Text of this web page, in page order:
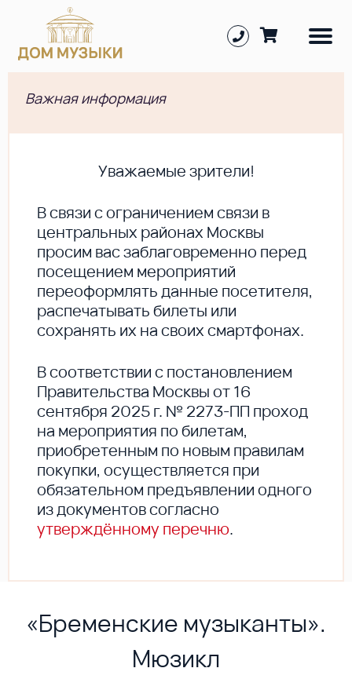
Важная информация
Уважаемые зрители!
В cвязи с ограничением связи в
центральных районах Москвы
просим вас заблаговременно перед
посещением мероприятий
переоформлять данные посетителя,
распечатывать билеты или
сохранять их на своих смартфонах.
В соответствии с постановлением
Правительства Москвы от 16
сентября 2025 г. № 2273-ПП проход
на мероприятия по билетам,
приобретенным по новым правилам
покупки, осуществляется при
обязательном предъявлении одного
из документов согласно
утверждённому перечню.
«Бременские музыканты».
Мюзикл